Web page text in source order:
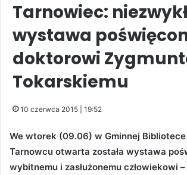
Tarnowiec:
wystawa
doktorowi
Tokarskiemu
10 czerwca 2015 | 19:52
We wtorek (09.06) w Gminnej
Tarnowcu otwarta została wystawa
wybitnemu i zasłużonemu człowiekowi